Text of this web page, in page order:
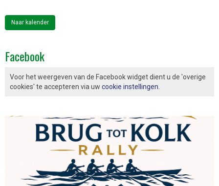
Naar kalender
Facebook
Voor het weergeven van de Facebook widget dient u de 'overige
cookies' te accepteren via uw cookie instellingen